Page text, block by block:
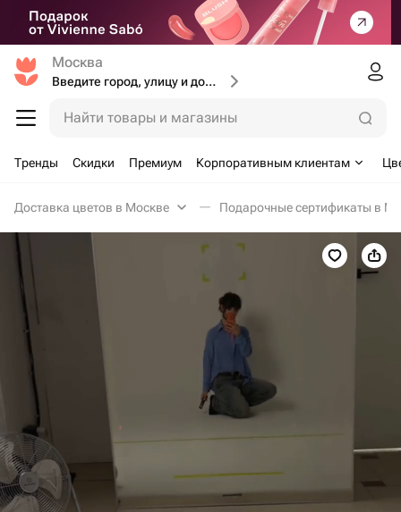
Москва
Введите город, улицу и дом доставки
Найти товары и магазины
Тренды Скидки Премиум Корпоративным клиентам
Доставка цветов в Москве Подарочные сертификаты в